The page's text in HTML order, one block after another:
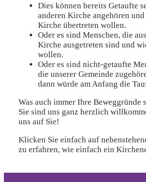
Dies können bereits Getaufte
anderen Kirche angehören
Kirche übertreten wollen.
Oder es sind Menschen, die
Kirche ausgetreten sind und
wollen.
Oder es sind nicht-getaufte
die unserer Gemeinde
dann würde am Anfang die
Was auch immer Ihre Beweggründe
Sie sind uns ganz herzlich
uns auf Sie!
Klicken Sie einfach auf
zu erfahren, wie einfach ein